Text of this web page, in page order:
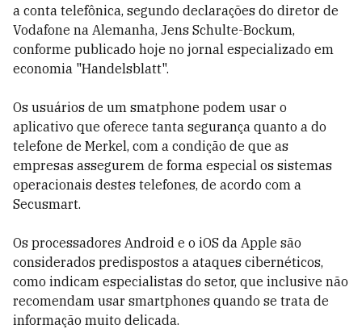
a conta telefônica, segundo declarações do diretor de
Vodafone na Alemanha, Jens Schulte-Bockum,
conforme publicado hoje no jornal especializado em
economia "Handelsblatt".
Os usuários de um smatphone podem usar o
aplicativo que oferece tanta segurança quanto a do
telefone de Merkel, com a condição de que as
empresas assegurem de forma especial os sistemas
operacionais destes telefones, de acordo com a
Secusmart.
Os processadores Android e o iOS da Apple são
considerados predispostos a ataques cibernéticos,
como indicam especialistas do setor, que inclusive não
recomendam usar smartphones quando se trata de
informação muito delicada.